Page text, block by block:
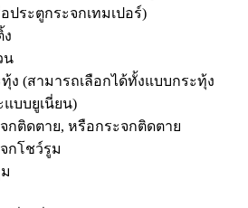
ประตูกระจกเทมเปอร์)
น
ง (สามารถเลือกได้ทั้งแบบกระทุ้ง
บบยูเนี่ยน)
กติดตาย, หรือกระจกติดตาย
กโชว์รูม